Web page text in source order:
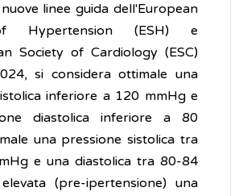
linee guida dell'European
Hypertension (ESH) e
Society of Cardiology (ESC)
si considera ottimale una
inferiore a 120 mmHg e
diastolica inferiore a 80
una pressione sistolica tra
e una diastolica tra 80-84
(pre-ipertensione) una